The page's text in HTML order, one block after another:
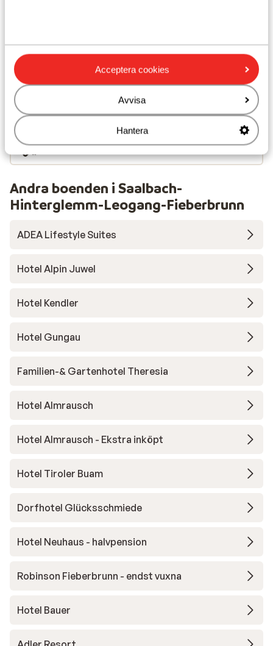
Acceptera cookies
Avvisa
Hantera
Liftkort/Utrustning/Skidskola
Skidskola
Utrustning
Andra boenden i Saalbach-
Hinterglemm-Leogang-Fieberbrunn
ADEA Lifestyle Suites
Hotel Alpin Juwel
Hotel Kendler
Hotel Gungau
Familien-& Gartenhotel Theresia
Hotel Almrausch
Hotel Almrausch - Ekstra inköpt
Hotel Tiroler Buam
Dorfhotel Glücksschmiede
Hotel Neuhaus - halvpension
Robinson Fieberbrunn - endst vuxna
Hotel Bauer